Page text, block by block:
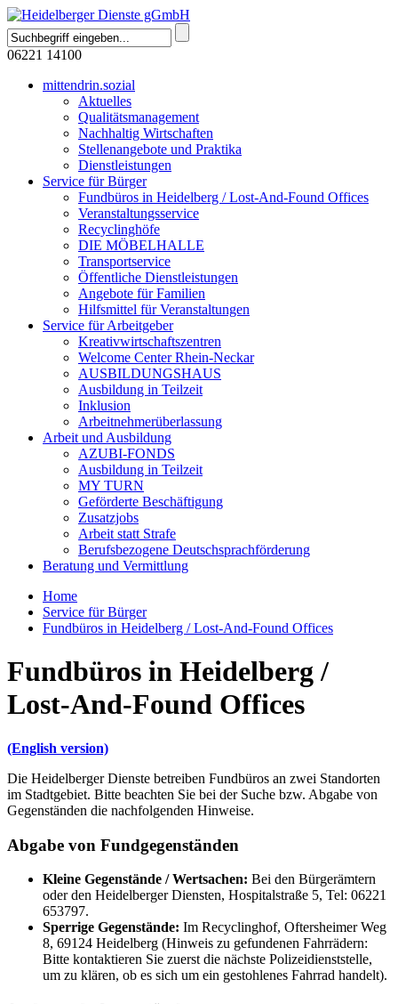
06221 14100
mittendrin.sozial
Aktuelles
Qualitätsmanagement
Nachhaltig Wirtschaften
Stellenangebote und Praktika
Dienstleistungen
Service für Bürger
Fundbüros in Heidelberg / Lost-And-Found Offices
Veranstaltungsservice
Recyclinghöfe
DIE MÖBELHALLE
Transportservice
Öffentliche Dienstleistungen
Angebote für Familien
Hilfsmittel für Veranstaltungen
Service für Arbeitgeber
Kreativwirtschaftszentren
Welcome Center Rhein-Neckar
AUSBILDUNGSHAUS
Ausbildung in Teilzeit
Inklusion
Arbeitnehmerüberlassung
Arbeit und Ausbildung
AZUBI-FONDS
Ausbildung in Teilzeit
MY TURN
Geförderte Beschäftigung
Zusatzjobs
Arbeit statt Strafe
Berufsbezogene Deutschsprachförderung
Beratung und Vermittlung
Home
Service für Bürger
Fundbüros in Heidelberg / Lost-And-Found Offices
Fundbüros in Heidelberg /
Lost-And-Found Offices
(English version)
Die Heidelberger Dienste betreiben Fundbüros an zwei Standorten
im Stadtgebiet. Bitte beachten Sie bei der Suche bzw. Abgabe von
Gegenständen die nachfolgenden Hinweise.
Abgabe von Fundgegenständen
Kleine Gegenstände / Wertsachen: Bei den Bürgerämtern
oder den Heidelberger Diensten, Hospitalstraße 5, Tel: 06221
653797.
Sperrige Gegenstände: Im Recyclinghof, Oftersheimer Weg
8, 69124 Heidelberg (Hinweis zu gefundenen Fahrrädern:
Bitte kontaktieren Sie zuerst die nächste Polizeidienststelle,
um zu klären, ob es sich um ein gestohlenes Fahrrad handelt).